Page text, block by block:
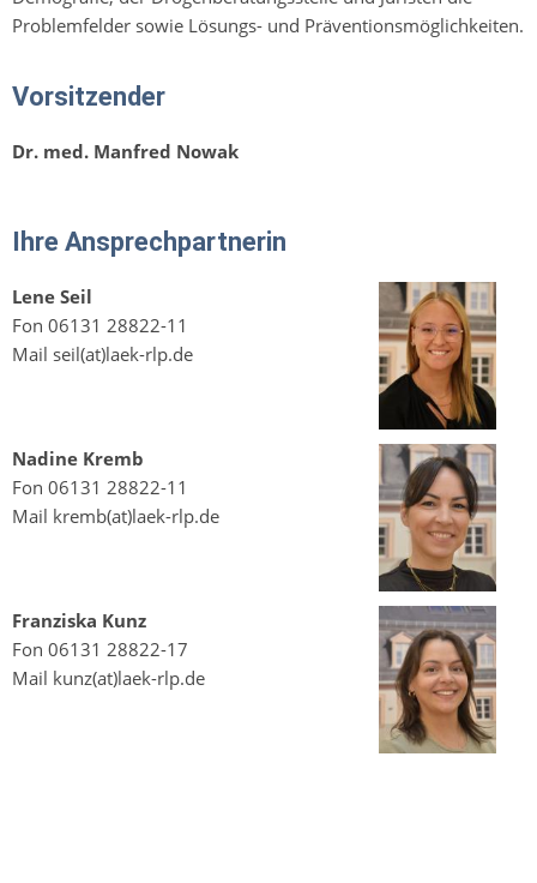
Problemfelder sowie Lösungs- und Präventionsmöglichkeiten.
Vorsitzender
Dr. med. Manfred Nowak
Ihre Ansprechpartnerin
Lene Seil
Fon 06131 28822-11
Mail seil(at)laek-rlp.de
Nadine Kremb
Fon 06131 28822-11
Mail kremb(at)laek-rlp.de
Franziska Kunz
Fon 06131 28822-17
Mail kunz(at)laek-rlp.de